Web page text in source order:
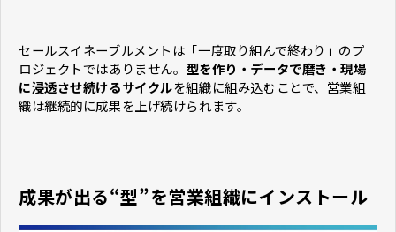
セールスイネーブルメントは「一度取り組んで終わり」のプ
ロジェクトではありません。 型を作り・データで磨き・現場
に浸透させ続けるサイクルを組織に組み込むことで、営業組
織は継続的に成果を上げ続けられます。
成果が出る“型”を営業組織にインストール